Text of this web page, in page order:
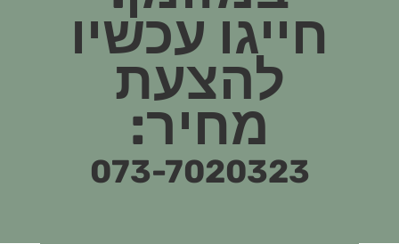
חייגו עכשיו
להצעת
מחיר:
073-7020323